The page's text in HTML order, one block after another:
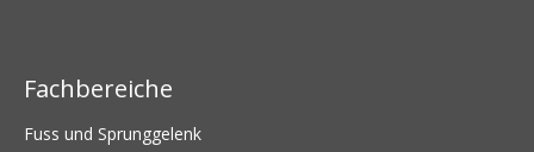
Fachbereiche
Fuss und Sprunggelenk